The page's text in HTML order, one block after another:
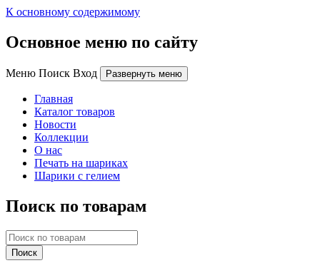
К основному содержимому
Основное меню по сайту
Меню Поиск Вход Развернуть меню
Главная
Каталог товаров
Новости
Коллекции
О нас
Печать на шариках
Шарики с гелием
Поиск по товарам
Поиск